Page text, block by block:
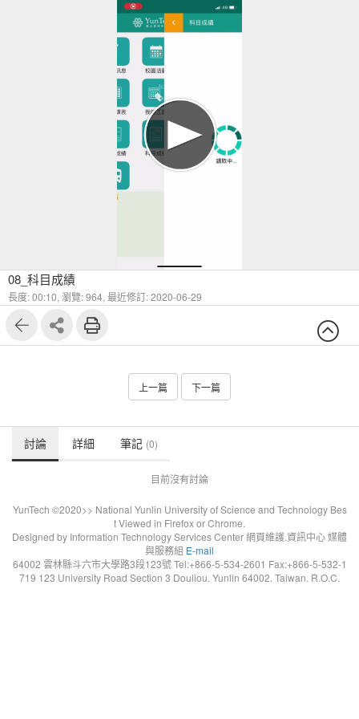
08_科目成績
長度: 00:10, 瀏覽: 964, 最近修訂: 2020-06-29
上一篇 下一篇
討論 詳細 筆記 (0)
目前沒有討論
YunTech ©2020>> National Yunlin University of Science and Technology Bes
t Viewed in Firefox or Chrome.
Designed by Information Technology Services Center 網頁維護.資訊中心 媒體
與服務組 E-mail
64002 雲林縣斗六市大學路3段123號 Tel:+866-5-534-2601 Fax:+866-5-532-1
719 123 University Road Section 3 Douliou. Yunlin 64002. Taiwan. R.O.C.